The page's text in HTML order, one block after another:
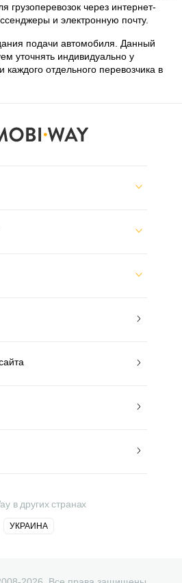
грузоперевозок через интернет-
и электронную почту.
подачи автомобиля. Данный
уточнять индивидуально у
каждого отдельного перевозчика в
в других странах
УКРАИНА